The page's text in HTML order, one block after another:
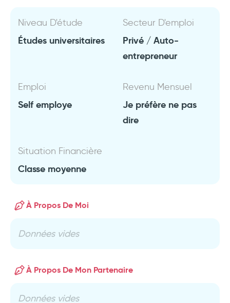
Niveau D'étude
Études universitaires
Secteur D'emploi
Privé / Auto-
entrepreneur
Emploi
Self employe
Revenu Mensuel
Je préfère ne pas
dire
Situation Financière
Classe moyenne
À Propos De Moi
Données vides
À Propos De Mon Partenaire
Données vides